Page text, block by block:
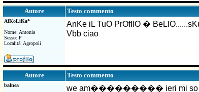
Autore Testo commento
AlKoLiKa*
Nome: Antonia
Sesso: F
Località: Agropoli
AnKe iL TuO PrOfIlO �
Vbb ciao
Autore Testo commento
balnea we am��������� ieri mi so